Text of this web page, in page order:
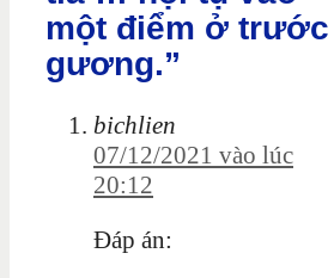
một điểm ở trước
gương.”
bichlien
07/12/2021 vào lúc
20:12
Đáp án: